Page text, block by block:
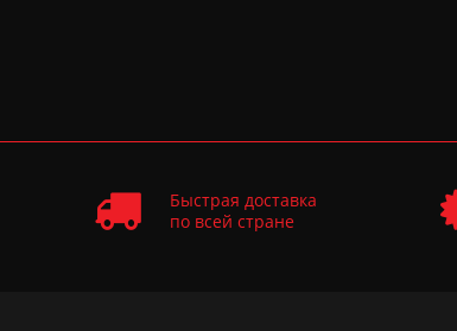
Быстрая доставка
по всей стране